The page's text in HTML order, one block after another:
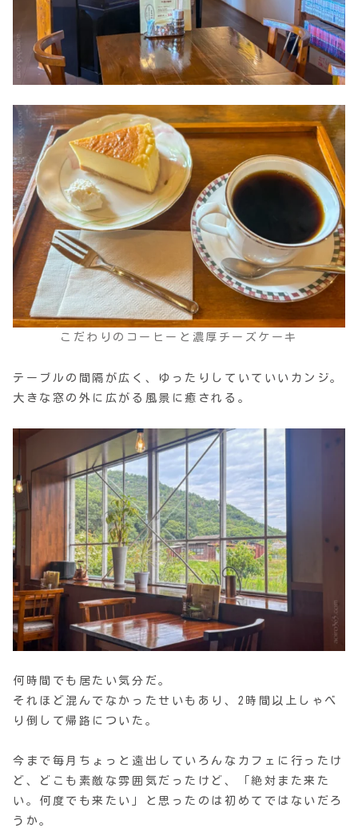
こだわりのコーヒーと濃厚チーズケーキ
テーブルの間隔が広く、ゆったりしていていいカンジ。
大きな窓の外に広がる風景に癒される。
何時間でも居たい気分だ。
それほど混んでなかったせいもあり、2時間以上しゃべ
り倒して帰路についた。
今まで毎月ちょっと遠出していろんなカフェに行ったけ
ど、どこも素敵な雰囲気だったけど、「絶対また来た
い。何度でも来たい」と思ったのは初めてではないだろ
うか。